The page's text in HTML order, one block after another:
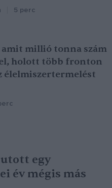
5 perc
amit millió tonna szám
holott több fronton
élelmiszertermelést
egy
év mégis más